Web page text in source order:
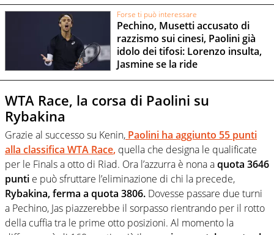
Forse ti può interessare
Pechino, Musetti accusato di
razzismo sui cinesi, Paolini già
idolo dei tifosi: Lorenzo insulta,
Jasmine se la ride
WTA Race, la corsa di Paolini su
Rybakina
Grazie al successo su Kenin, Paolini ha aggiunto 55 punti
alla classifica WTA Race, quella che designa le qualificate
per le Finals a otto di Riad. Ora l’azzurra è nona aquota 3646
punti e può sfruttare l’eliminazione di chi la precede,
Rybakina, ferma a quota 3806. Dovesse passare due turni
a Pechino, Jas piazzerebbe il sorpasso rientrando per il rotto
della cuffia tra le prime otto posizioni. Al momento la